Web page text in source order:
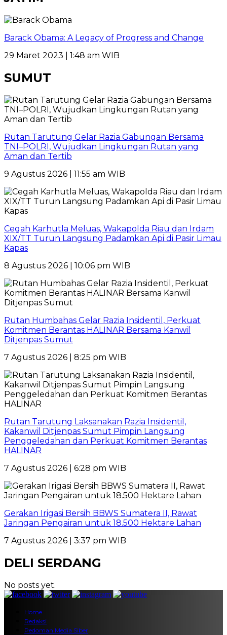
Barack Obama: A Legacy of Progress and Change
29 Maret 2023 | 1:48 am WIB
SUMUT
Rutan Tarutung Gelar Razia Gabungan Bersama
TNI–POLRI, Wujudkan Lingkungan Rutan yang
Aman dan Tertib
9 Agustus 2026 | 11:55 am WIB
Cegah Karhutla Meluas, Wakapolda Riau dan Irdam
XIX/TT Turun Langsung Padamkan Api di Pasir Limau
Kapas
8 Agustus 2026 | 10:06 pm WIB
Rutan Humbahas Gelar Razia Insidentil, Perkuat
Komitmen Berantas HALINAR Bersama Kanwil
Ditjenpas Sumut
7 Agustus 2026 | 8:25 pm WIB
Rutan Tarutung Laksanakan Razia Insidentil,
Kakanwil Ditjenpas Sumut Pimpin Langsung
Penggeledahan dan Perkuat Komitmen Berantas
HALINAR
7 Agustus 2026 | 6:28 pm WIB
Gerakan Irigasi Bersih BBWS Sumatera II, Rawat
Jaringan Pengairan untuk 18.500 Hektare Lahan
7 Agustus 2026 | 3:37 pm WIB
DELI SERDANG
No posts yet.
Home
Redaksi
Pedoman Media Siber